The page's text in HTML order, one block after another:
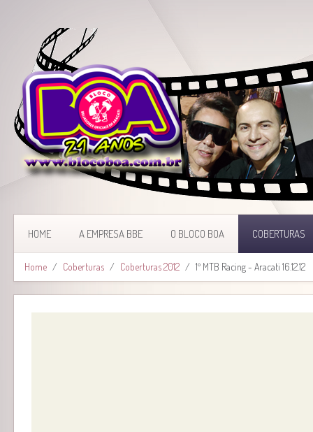
HOME A EMPRESA BBE O BLOCO BOA COBERTURAS
Home Coberturas Coberturas 2012 1º MTB Racing - Aracati 16.12.12